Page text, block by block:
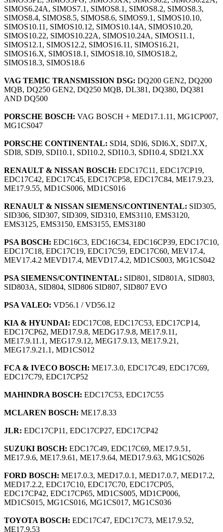
SIMOS6.24A, SIMOS7.1, SIMOS8.1, SIMOS8.2, SIMOS8.3,
SIMOS8.4, SIMOS8.5, SIMOS8.6, SIMOS9.1, SIMOS10.10,
SIMOS10.11, SIMOS10.12, SIMOS10.14A, SIMOS10.20,
SIMOS10.22, SIMOS10.22A, SIMOS10.24A, SIMOS11.1,
SIMOS12.1, SIMOS12.2, SIMOS16.11, SIMOS16.21,
SIMOS16.X, SIMOS18.1, SIMOS18.10, SIMOS18.2,
SIMOS18.3, SIMOS18.6
VAG TEMIC TRANSMISSION DSG: DQ200 GEN2, DQ200
MQB, DQ250 GEN2, DQ250 MQB, DL381, DQ380, DQ381
AND DQ500
PORSCHE BOSCH: VAG BOSCH + MED17.1.11, MG1CP007,
MG1CS047
PORSCHE CONTINENTAL: SDI4, SDI6, SDI6.X, SDI7.X,
SDI8, SDI9, SDI10.1, SDI10.2, SDI10.3, SDI10.4, SDI21.XX
RENAULT & NISSAN BOSCH: EDC17C11, EDC17CP19,
EDC17C42, EDC17C45, EDC17CP58, EDC17C84, ME17.9.23,
ME17.9.55, MD1CS006, MD1CS016
RENAULT & NISSAN SIEMENS/CONTINENTAL: SID305,
SID306, SID307, SID309, SID310, EMS3110, EMS3120,
EMS3125, EMS3150, EMS3155, EMS3180
PSA BOSCH: EDC16C3, EDC16C34, EDC16CP39, EDC17C10,
EDC17C18, EDC17C19, EDC17C59, EDC17C60, MEV17.4,
MEV17.4.2 MEVD17.4, MEVD17.4.2, MD1CS003, MG1CS042
PSA SIEMENS/CONTINENTAL: SID801, SID801A, SID803,
SID803A, SID804, SID806 SID807, SID807 EVO
PSA VALEO: VD56.1 / VD56.12
KIA & HYUNDAI: EDC17C08, EDC17C53, EDC17CP14,
EDC17CP62, MED17.9.8, MEDG17.9.8, ME17.9.11,
ME17.9.11.1, MEG17.9.12, MEG17.9.13, ME17.9.21,
MEG17.9.21.1, MD1CS012
FCA & IVECO BOSCH: ME17.3.0, EDC17C49, EDC17C69,
EDC17C79, EDC17CP52
MAHINDRA BOSCH: EDC17C53, EDC17C55
MCLAREN BOSCH: ME17.8.33
JLR: EDC17CP11, EDC17CP27, EDC17CP42
SUZUKI BOSCH: EDC17C49, EDC17C69, ME17.9.51,
ME17.9.6, ME17.9.61, ME17.9.64, MED17.9.63, MG1CS026
FORD BOSCH: ME17.0.3, MED17.0.1, MED17.0.7, MED17.2,
MED17.2.2, EDC17C10, EDC17C70, EDC17CP05,
EDC17CP42, EDC17CP65, MD1CS005, MD1CP006,
MD1CS015, MG1CS016, MG1CS017, MG1CS036
TOYOTA BOSCH: EDC17C47, EDC17C73, ME17.9.52,
ME17.9.53